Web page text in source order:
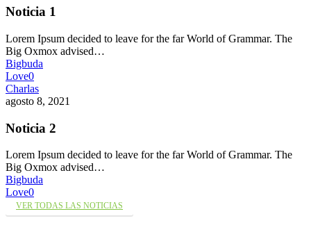
Noticia 1
Lorem Ipsum decided to leave for the far World of Grammar. The
Big Oxmox advised…
Bigbuda
Love0
Charlas
agosto 8, 2021
Noticia 2
Lorem Ipsum decided to leave for the far World of Grammar. The
Big Oxmox advised…
Bigbuda
Love0
VER TODAS LAS NOTICIAS